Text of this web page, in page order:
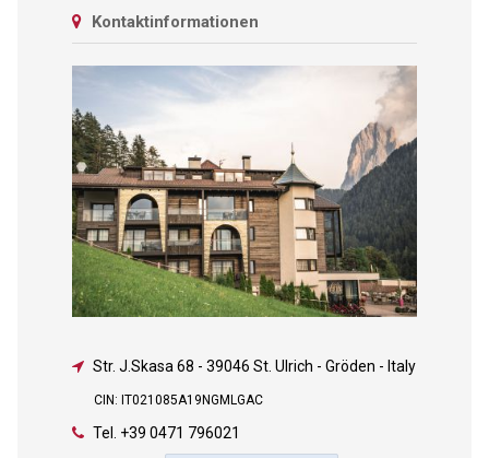
Kontaktinformationen
Str. J.Skasa 68 - 39046 St. Ulrich - Gröden - Italy
CIN: IT021085A19NGMLGAC
Tel. +39 0471 796021